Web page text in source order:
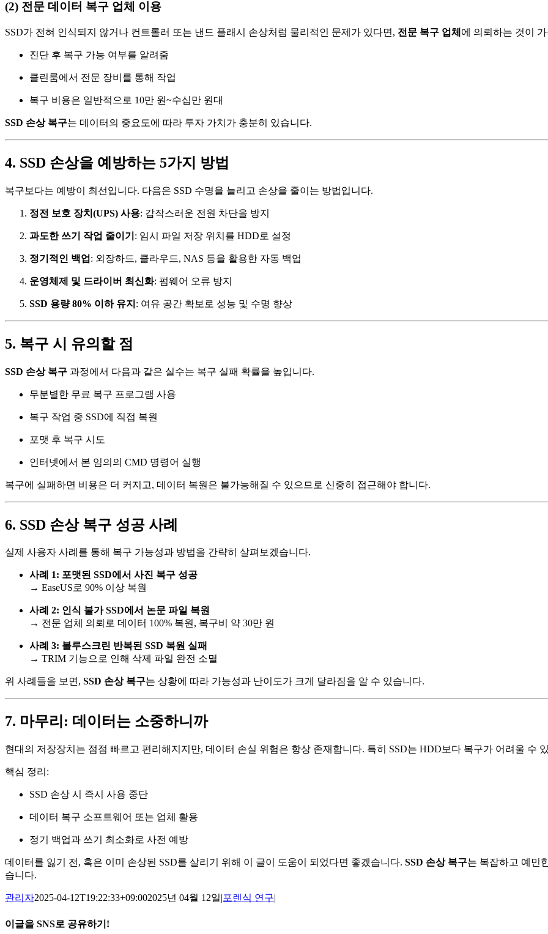
(2) 전문 데이터 복구 업체 이용
SSD가 전혀 인식되지 않거나 컨트롤러 또는 낸드 플래시 손상처럼 물리적인 문제가 있다면, 전문 복구 업체 에 의뢰하는 것이
진단 후 복구 가능 여부를 알려줌
클린룸에서 전문 장비를 통해 작업
복구 비용은 일반적으로 10만 원~수십만 원대
SSD 손상 복구는 데이터의 중요도에 따라 투자 가치가 충분히 있습니다.
4. SSD 손상을 예방하는 5가지 방법
복구보다는 예방이 최선입니다. 다음은 SSD 수명을 늘리고 손상을 줄이는 방법입니다.
정전 보호 장치(UPS) 사용: 갑작스러운 전원 차단을 방지
과도한 쓰기 작업 줄이기 : 임시 파일 저장 위치를 HDD로 설정
정기적인 백업 : 외장하드, 클라우드, NAS 등을 활용한 자동 백업
운영체제 및 드라이버 최신화: 펌웨어 오류 방지
SSD 용량 80% 이하 유지 : 여유 공간 확보로 성능 및 수명 향상
5. 복구 시 유의할 점
SSD 손상 복구 과정에서 다음과 같은 실수는 복구 실패 확률을 높입니다.
무분별한 무료 복구 프로그램 사용
복구 작업 중 SSD에 직접 복원
포맷 후 복구 시도
인터넷에서 본 임의의 CMD 명령어 실행
복구에 실패하면 비용은 더 커지고, 데이터 복원은 불가능해질 수 있으므로 신중히 접근해야 합니다.
6. SSD 손상 복구 성공 사례
실제 사용자 사례를 통해 복구 가능성과 방법을 간략히 살펴보겠습니다.
사례 1: 포맷된 SSD에서 사진 복구 성공
→ EaseUS로 90% 이상 복원
사례 2: 인식 불가 SSD에서 논문 파일 복원
→ 전문 업체 의뢰로 데이터 100% 복원, 복구비 약 30만 원
사례 3: 블루스크린 반복된 SSD 복원 실패
→ TRIM 기능으로 인해 삭제 파일 완전 소멸
위 사례들을 보면, SSD 손상 복구는 상황에 따라 가능성과 난이도가 크게 달라짐을 알 수 있습니다.
7. 마무리: 데이터는 소중하니까
현대의 저장장치는 점점 빠르고 편리해지지만, 데이터 손실 위험은 항상 존재합니다. 특히 SSD는 HDD보다 복구가 어려울 수
핵심 정리:
SSD 손상 시 즉시 사용 중단
데이터 복구 소프트웨어 또는 업체 활용
정기 백업과 쓰기 최소화로 사전 예방
데이터를 잃기 전, 혹은 이미 손상된 SSD를 살리기 위해 이 글이 도움이 되었다면 좋겠습니다. SSD 손상 복구는 복잡하고 예민
습니다.
관리자2025-04-12T19:22:33+09:002025년 04월 12일|포렌식 연구|
이글을 SNS로 공유하기!